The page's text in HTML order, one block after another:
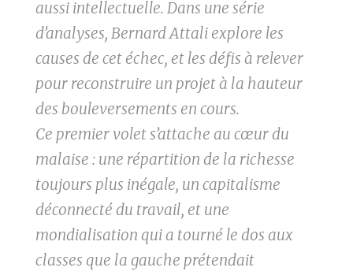
aussi intellectuelle. Dans une série
d’analyses, Bernard Attali explore les
causes de cet échec, et les défis à relever
pour reconstruire un projet à la hauteur
des bouleversements en cours.
Ce premier volet s’attache au cœur du
malaise : une répartition de la richesse
toujours plus inégale, un capitalisme
déconnecté du travail, et une
mondialisation qui a tourné le dos aux
classes que la gauche prétendait